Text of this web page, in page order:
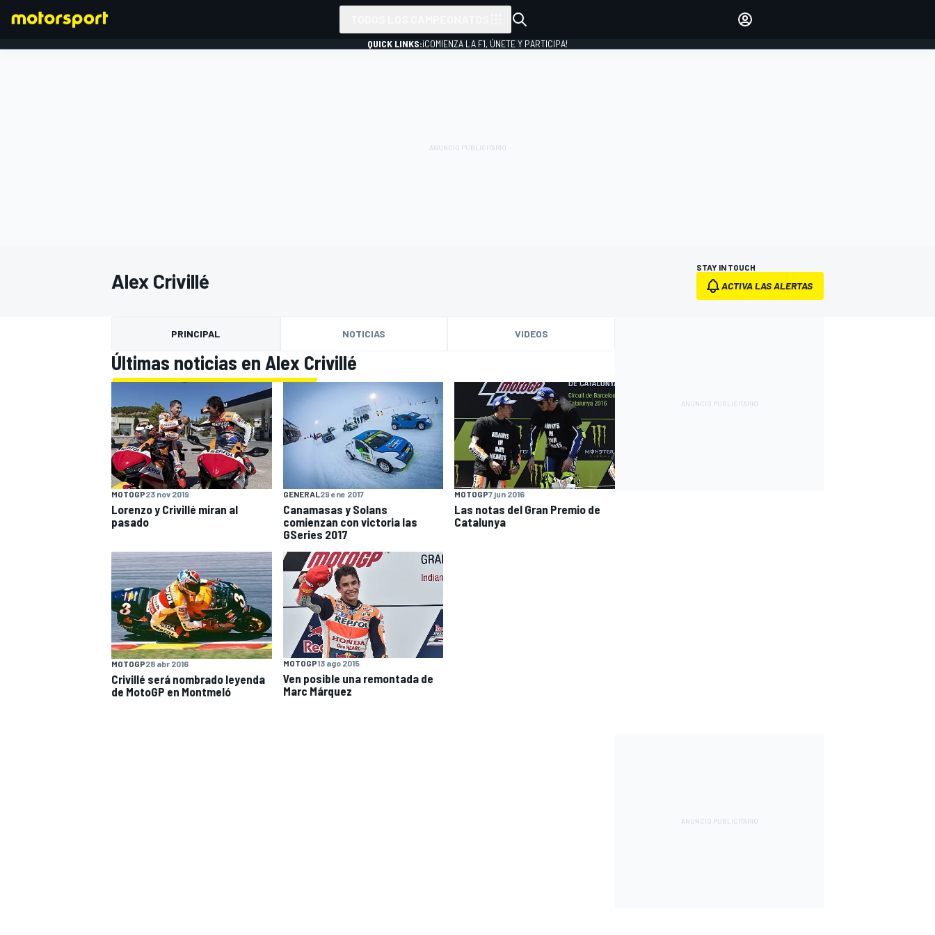
NASCARINDYCARSPORTSCARRALLY
MÁS
QUICK LINKS:¡COMIENZA LA F1, ÚNETE Y PARTICIPA!
Alex Crivillé
STAY IN TOUCH
ACTIVA LAS ALERTAS
PRINCIPAL NOTICIAS VIDEOS
Últimas noticias en Alex Crivillé
MOTOGP23 nov 2019
Lorenzo y Crivillé miran al
pasado
GENERAL 29 ene 2017
Canamasas y Solans
comienzan con victoria las
GSeries 2017
MOTOGP7 jun 2016
Las notas del Gran Premio de
Catalunya
MOTOGP28 abr 2016
Crivillé será nombrado leyenda
de MotoGP en Montmeló
MOTOGP13 ago 2015
Ven posible una remontada de
Marc Márquez